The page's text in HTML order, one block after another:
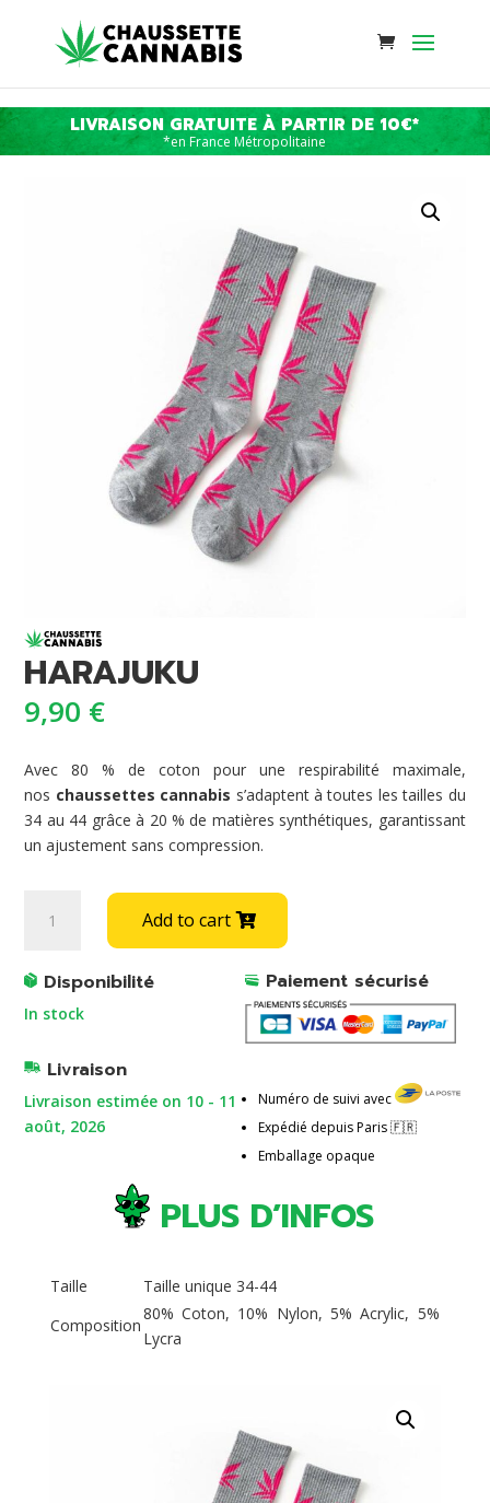
LIVRAISON GRATUITE À PARTIR DE 10€*
*en France Métropolitaine
HARAJUKU
9,90 €
Avec 80 % de coton pour une respirabilité maximale,
nos chaussettes cannabis s’adaptent à toutes les tailles du
34 au 44 grâce à 20 % de matières synthétiques, garantissant
un ajustement sans compression.
quantity
Add to cart
e
r
n
i
v
e
Disponibilité
In stock
Livraison
Livraison estimée on 10 - 11
août, 2026
Paiement sécurisé
Numéro de suivi avec
Expédié depuis Paris 🇫🇷
Emballage opaque
PLUS D’INFOS
Taille
Taille unique 34-44
Composition
80% Coton, 10% Nylon, 5% Acrylic, 5%
Lycra